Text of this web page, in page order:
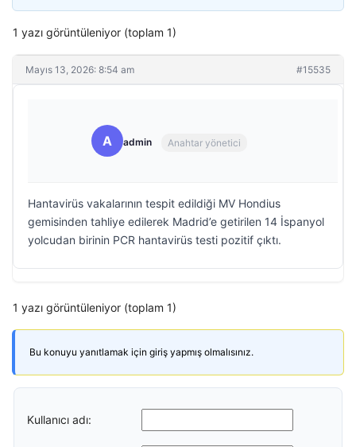
1 yazı görüntüleniyor (toplam 1)
Mayıs 13, 2026: 8:54 am #15535
A admin Anahtar yönetici
Hantavirüs vakalarının tespit edildiği MV Hondius
gemisinden tahliye edilerek Madrid’e getirilen 14 İspanyol
yolcudan birinin PCR hantavirüs testi pozitif çıktı.
1 yazı görüntüleniyor (toplam 1)
Bu konuyu yanıtlamak için giriş yapmış olmalısınız.
Kullanıcı adı: